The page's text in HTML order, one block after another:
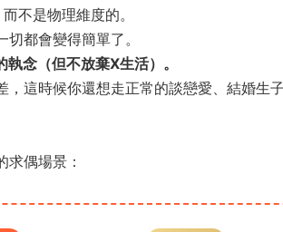
不是物理維度的。‍‍‍‍‍‍‍
都會變得簡單了。
念（但不放棄X生活）。‍‍‍‍‍‍
，這時候你還想走正常的談戀愛、結婚生
偶場景：‍‍‍‍